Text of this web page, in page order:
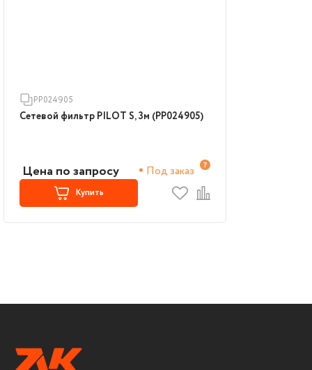
PP024905
Сетевой фильтр PILOT S, 3м (PP024905)
Цена по запросу Под заказ
Купить